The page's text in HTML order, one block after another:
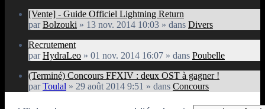
[Vente] - Guide Officiel Lightning Return
parBolzouki » 13 nov. 2014 10:03 » dans Divers
Recrutement
parHydraLeo » 01 nov. 2014 16:07 » dans Poubelle
(Terminé) Concours FFXIV : deux OST à gagner !
parToulal » 29 août 2014 9:51 » dans Concours